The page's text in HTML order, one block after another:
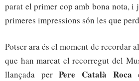
parat el primer cop amb bona nota, i
primeres impressions són les que
Potser ara és el moment de recordar
que han marcat el recorregut del
llançada perPere Català Roca